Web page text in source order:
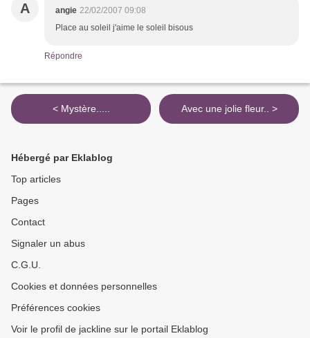
A angie 22/02/2007 09:08
Place au soleil j'aime le soleil bisous
Répondre
< Mystère..... Avec une jolie fleur.. >
Hébergé par Eklablog
Top articles
Pages
Contact
Signaler un abus
C.G.U.
Cookies et données personnelles
Préférences cookies
Voir le profil de jackline sur le portail Eklablog